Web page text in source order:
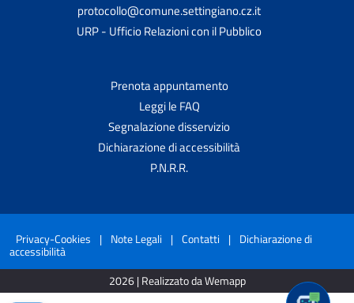
protocollo@comune.settingiano.cz.it
URP - Ufficio Relazioni con il Pubblico
Prenota appuntamento
Leggi le FAQ
Segnalazione disservizio
Dichiarazione di accessibilità
P.N.R.R.
Privacy-Cookies | Note Legali | Contatti | Dichiarazione di
accessibilità
2026 | Realizzato da Wemapp